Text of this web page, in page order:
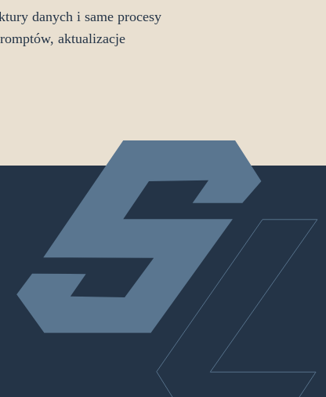
danych i same procesy
aktualizacje